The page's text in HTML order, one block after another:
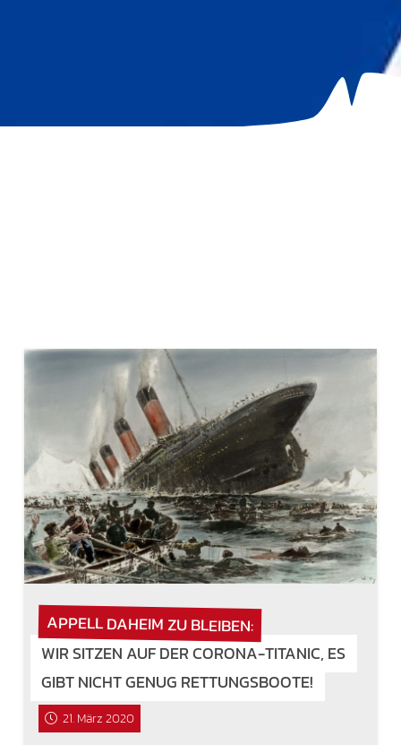
APPELL DAHEIM ZU BLEIBEN:
WIR SITZEN AUF DER CORONA-TITANIC, ES
GIBT NICHT GENUG RETTUNGSBOOTE!
21. März 2020